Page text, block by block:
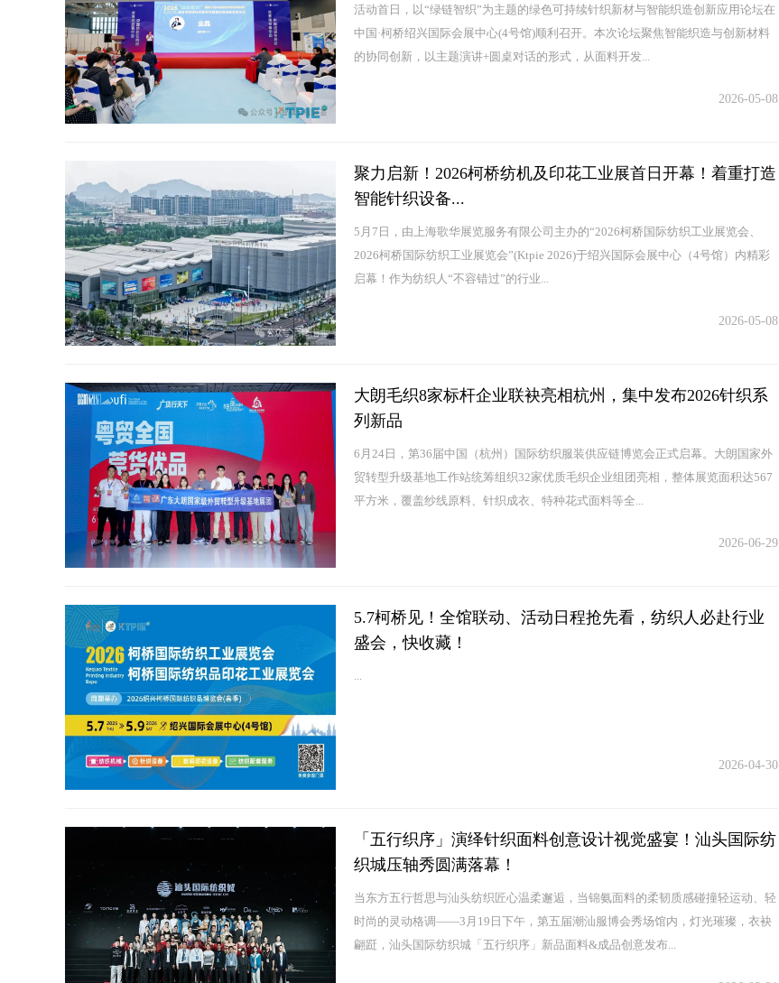
活动首日，以“绿链智织”为主题的绿色可持续针织新材与智能织造创新应用论坛在
中国·柯桥绍兴国际会展中心(4号馆)顺利召开。本次论坛聚焦智能织造与创新材料
的协同创新，以主题演讲+圆桌对话的形式，从面料开发...
2026-05-08
聚力启新！2026柯桥纺机及印花工业展首日开幕！着重打造
智能针织设备...
5月7日，由上海歌华展览服务有限公司主办的“2026柯桥国际纺织工业展览会、
2026柯桥国际纺织工业展览会”(Ktpie 2026)于绍兴国际会展中心（4号馆）内精彩
启幕！作为纺织人“不容错过”的行业...
2026-05-08
大朗毛织8家标杆企业联袂亮相杭州，集中发布2026针织系
列新品
6月24日，第36届中国（杭州）国际纺织服装供应链博览会正式启幕。大朗国家外
贸转型升级基地工作站统筹组织32家优质毛织企业组团亮相，整体展览面积达567
平方米，覆盖纱线原料、针织成衣、特种花式面料等全...
2026-06-29
5.7柯桥见！全馆联动、活动日程抢先看，纺织人必赴行业
盛会，快收藏！
...
2026-04-30
「五行织序」演绎针织面料创意设计视觉盛宴！汕头国际纺
织城压轴秀圆满落幕！
当东方五行哲思与汕头纺织匠心温柔邂逅，当锦氨面料的柔韧质感碰撞轻运动、轻
时尚的灵动格调——3月19日下午，第五届潮汕服博会秀场馆内，灯光璀璨，衣袂
翩跹，汕头国际纺织城「五行织序」新品面料&成品创意发布...